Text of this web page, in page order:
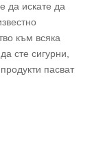
да искате да
към всяка
сте сигурни,
пасват